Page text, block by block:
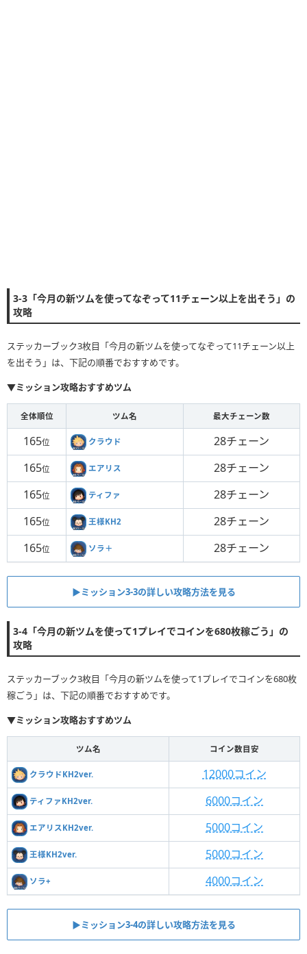
3-3「今月の新ツムを使ってなぞって11チェーン以上を出そう」の
攻略
ステッカーブック3枚目「今月の新ツムを使ってなぞって11チェーン以上
を出そう」は、下記の順番でおすすめです。
▼ミッション攻略おすすめツム
全体順位 ツム名 最大チェーン数
165位 クラウド
28チェーン
165位 エアリス
28チェーン
165位 ティファ
28チェーン
165位 王様KH2
28チェーン
165位 ソラ＋ 28チェーン
▶ミッション3-3の詳しい攻略方法を見る
3-4「今月の新ツムを使って1プレイでコインを680枚稼ごう」の
攻略
ステッカーブック3枚目「今月の新ツムを使って1プレイでコインを680枚
稼ごう」は、下記の順番でおすすめです。
▼ミッション攻略おすすめツム
ツム名 コイン数目安
クラウドKH2ver. 12000コイン
ティファKH2ver. 6000コイン
エアリスKH2ver. 5000コイン
王様KH2ver. 5000コイン
ソラ+ 4000コイン
▶ミッション3-4の詳しい攻略方法を見る